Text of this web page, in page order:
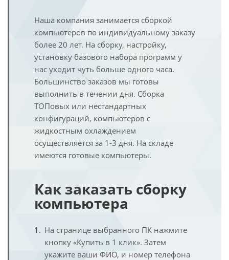
Наша компания занимается сборкой
компьютеров по индивидуальному заказу
более 20 лет. На сборку, настройку,
установку базового набора программ у
нас уходит чуть больше одного часа.
Большинство заказов мы готовы
выполнить в течении дня. Сборка
ТОПовых или нестандартных
конфигураций, компьютеров с
жидкостным охлаждением
осуществляется за 1-3 дня. На складе
имеются готовые компьютеры.
Как заказать сборку
компьютера
На странице выбранного ПК нажмите
кнопку «Купить в 1 клик». Затем
укажите ваши ФИО, и номер телефона